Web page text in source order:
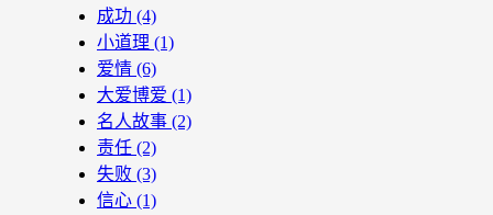
成功 (4)
小道理 (1)
爱情 (6)
大爱博爱 (1)
名人故事 (2)
责任 (2)
失败 (3)
信心 (1)